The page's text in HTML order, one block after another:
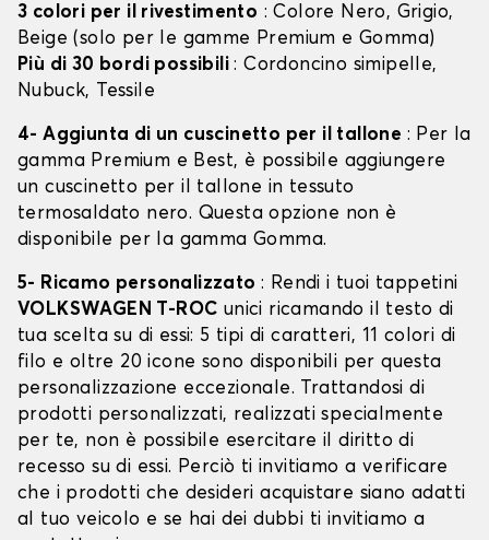
3 colori per il rivestimento : Colore Nero, Grigio,
Beige (solo per le gamme Premium e Gomma)
Più di 30 bordi possibili: Cordoncino simipelle,
Nubuck, Tessile
4- Aggiunta di un cuscinetto per il tallone : Per la
gamma Premium e Best, è possibile aggiungere
un cuscinetto per il tallone in tessuto
termosaldato nero. Questa opzione non è
disponibile per la gamma Gomma.
5- Ricamo personalizzato : Rendi i tuoi tappetini
VOLKSWAGEN T-ROC unici ricamando il testo di
tua scelta su di essi: 5 tipi di caratteri, 11 colori di
filo e oltre 20 icone sono disponibili per questa
personalizzazione eccezionale. Trattandosi di
prodotti personalizzati, realizzati specialmente
per te, non è possibile esercitare il diritto di
recesso su di essi. Perciò ti invitiamo a verificare
che i prodotti che desideri acquistare siano adatti
al tuo veicolo e se hai dei dubbi ti invitiamo a